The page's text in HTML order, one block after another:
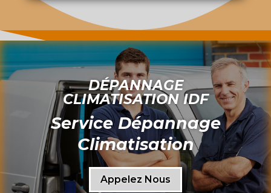
DÉPANNAGE
CLIMATISATION IDF
Service Dépannage
Climatisation
Appelez Nous